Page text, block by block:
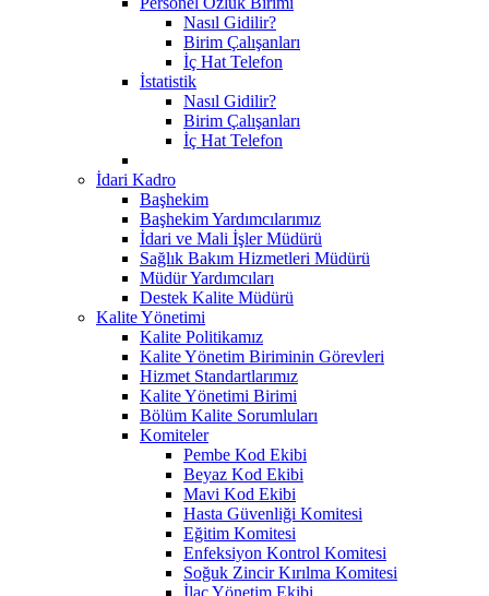
Nasıl Gidilir?
Birim Çalışanları
İç Hat Telefon
İstatistik
Nasıl Gidilir?
Birim Çalışanları
İç Hat Telefon
İdari Kadro
Başhekim
Başhekim Yardımcılarımız
İdari ve Mali İşler Müdürü
Sağlık Bakım Hizmetleri Müdürü
Müdür Yardımcıları
Destek Kalite Müdürü
Kalite Yönetimi
Kalite Politikamız
Kalite Yönetim Biriminin Görevleri
Hizmet Standartlarımız
Kalite Yönetimi Birimi
Bölüm Kalite Sorumluları
Komiteler
Pembe Kod Ekibi
Beyaz Kod Ekibi
Mavi Kod Ekibi
Hasta Güvenliği Komitesi
Eğitim Komitesi
Enfeksiyon Kontrol Komitesi
Soğuk Zincir Kırılma Komitesi
İlaç Yönetim Ekibi